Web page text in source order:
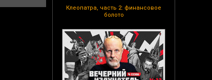
Клеопатра, часть 2: финансовое
болото